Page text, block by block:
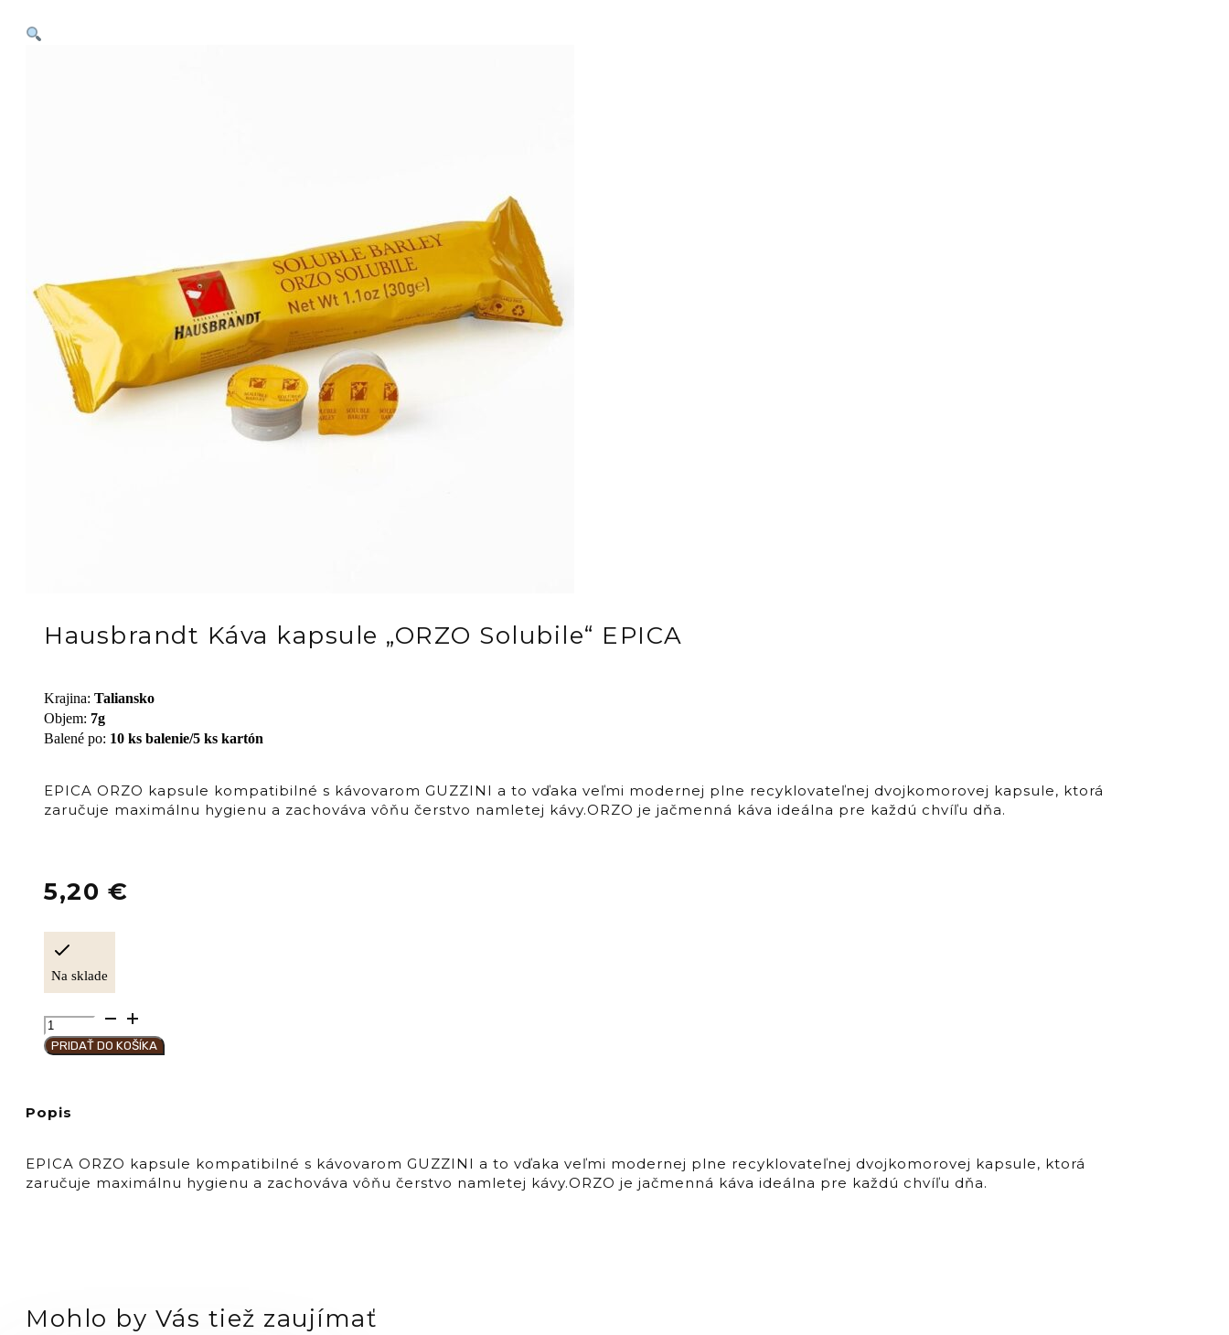
Hausbrandt Káva kapsule „ORZO Solubile“ EPICA
Krajina: Taliansko
Objem: 7g
Balené po: 10 ks balenie/5 ks kartón
EPICA ORZO kapsule kompatibilné s kávovarom GUZZINI a to vďaka veľmi modernej plne recyklovateľnej dvojkomorovej kapsule, ktorá
zaručuje maximálnu hygienu a zachováva vôňu čerstvo namletej kávy.ORZO je jačmenná káva ideálna pre každú chvíľu dňa.
5,20 €
Na sklade
množstvo
Hausbrandt
Káva
Solubile"
PRIDAŤ DO KOŠÍKA
Popis
EPICA ORZO kapsule kompatibilné s kávovarom GUZZINI a to vďaka veľmi modernej plne recyklovateľnej dvojkomorovej kapsule, ktorá
zaručuje maximálnu hygienu a zachováva vôňu čerstvo namletej kávy.ORZO je jačmenná káva ideálna pre každú chvíľu dňa.
Mohlo by Vás tiež zaujímať